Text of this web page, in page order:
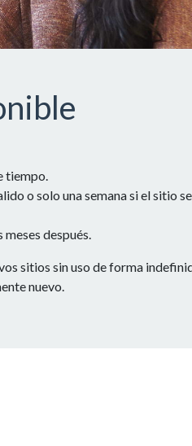
tiempo.
o solo una semana si el sitio
después.
sitios sin uso de forma
nuevo.